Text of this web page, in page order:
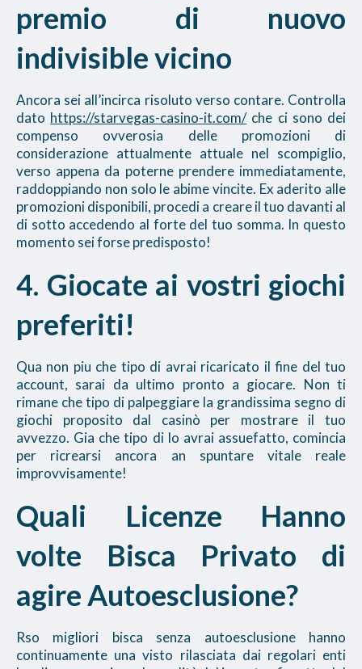
premio di nuovo
indivisible vicino
Ancora sei all’incirca risoluto verso contare. Controlla
dato https://starvegas-casino-it.com/che ci sono dei
compenso ovverosia delle promozioni di
considerazione attualmente attuale nel scompiglio,
verso appena da poterne prendere immediatamente,
raddoppiando non solo le abime vincite. Ex aderito alle
promozioni disponibili, procedi a creare il tuo davanti al
di sotto accedendo al forte del tuo somma. In questo
momento sei forse predisposto!
4. Giocate ai vostri giochi
preferiti!
Qua non piu che tipo di avrai ricaricato il fine del tuo
account, sarai da ultimo pronto a giocare. Non ti
rimane che tipo di palpeggiare la grandissima segno di
giochi proposito dal casinò per mostrare il tuo
avvezzo. Gia che tipo di lo avrai assuefatto, comincia
per ricrearsi ancora an spuntare vitale reale
improvvisamente!
Quali Licenze Hanno
volte Bisca Privato di
agire Autoesclusione?
Rso migliori bisca senza autoesclusione hanno
continuamente una visto rilasciata dai regolari enti